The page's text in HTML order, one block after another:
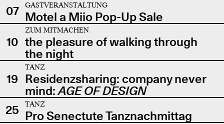
07
GASTVERANSTALTUNG
Motel a Miio Pop-Up Sale
10
ZUM MITMACHEN
the pleasure of walking through
the night
19
TANZ
Residenzsharing: company never
mind:AGE OF DESIGN
25
TANZ
Pro Senectute Tanznachmittag